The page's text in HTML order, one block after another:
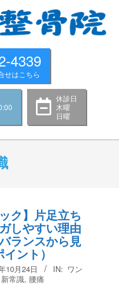
4339
せはこちら
休診日
木曜
日曜
ク】片足立ち
しやすい理由
ランスから見
ント）
10月24日 IN: ワン
新常識, 腰痛